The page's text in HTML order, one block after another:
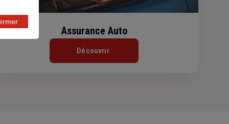
Assurance Auto
Découvrir